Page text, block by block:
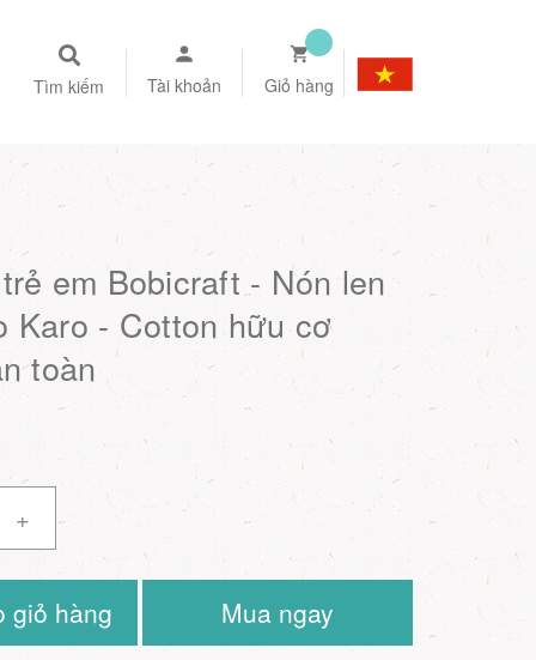
Tìm kiếm Tài khoản Giỏ hàng
em Bobicraft - Nón len
Karo - Cotton hữu cơ
toàn
+
giỏ hàng Mua ngay